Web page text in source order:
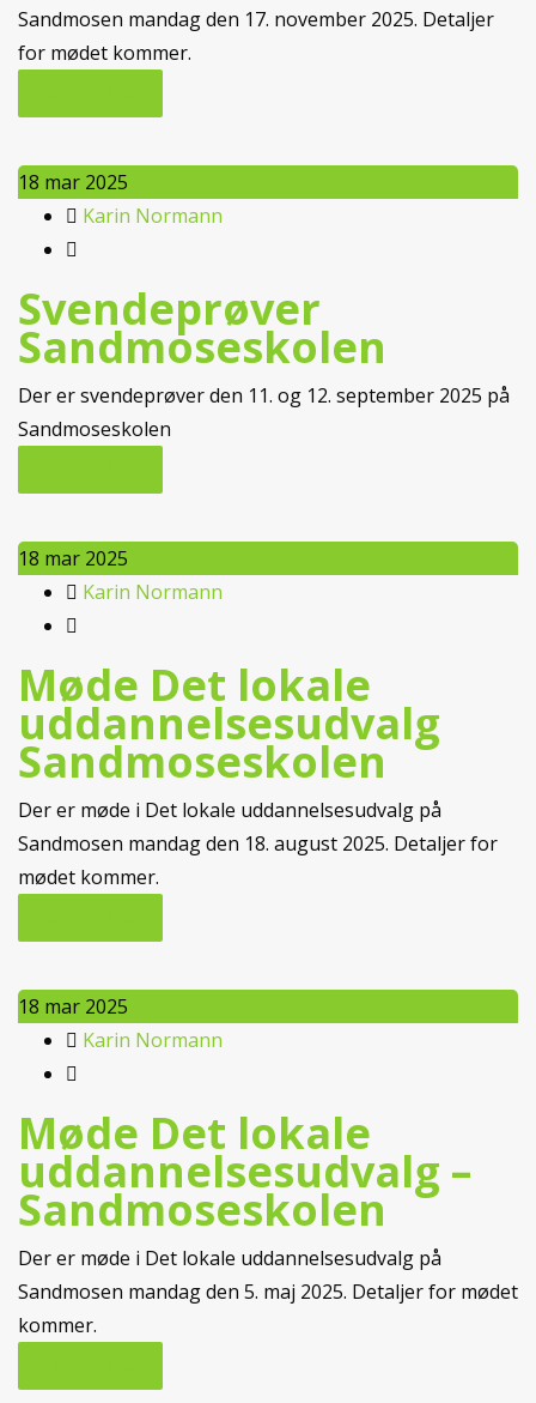
Sandmosen mandag den 17. november 2025. Detaljer
for mødet kommer.
18 mar 2025
Karin Normann
Svendeprøver
Sandmoseskolen
Der er svendeprøver den 11. og 12. september 2025 på
Sandmoseskolen
18 mar 2025
Karin Normann
Møde Det lokale
uddannelsesudvalg
Sandmoseskolen
Der er møde i Det lokale uddannelsesudvalg på
Sandmosen mandag den 18. august 2025. Detaljer for
mødet kommer.
18 mar 2025
Karin Normann
Møde Det lokale
uddannelsesudvalg –
Sandmoseskolen
Der er møde i Det lokale uddannelsesudvalg på
Sandmosen mandag den 5. maj 2025. Detaljer for mødet
kommer.